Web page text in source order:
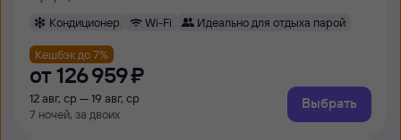
Кондиционер Wi-Fi Идеально для отдыха парой
Кешбэк до 7%
от 126 ⁠959 ⁠₽
12 авг, ср — 19 авг, ср
7 ночей, за двоих
Выбрать